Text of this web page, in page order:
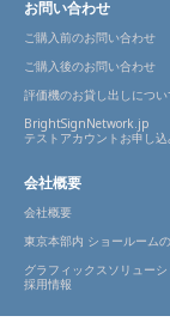
お問い合わせ
ご購入前のお問い合わせ
ご購入後のお問い合わせ
評価機のお貸し出しについ
BrightSignNetwork.jp
テストアカウントお申し
会社概要
会社概要
東京本部内 ショールーム
グラフィックスソリュー
採用情報